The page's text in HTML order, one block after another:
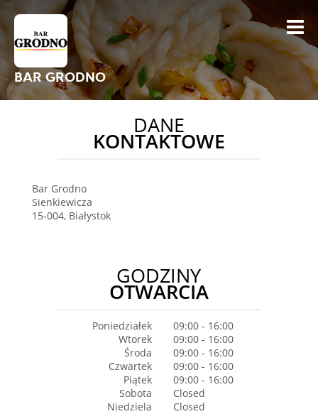
BAR GRODNO
DANE
KONTAKTOWE
Bar Grodno
Sienkiewicza
15-004, Białystok
GODZINY
OTWARCIA
Poniedziałek
09:00 - 16:00
Wtorek
09:00 - 16:00
Środa
09:00 - 16:00
Czwartek
09:00 - 16:00
Piątek
09:00 - 16:00
Sobota
Closed
Niedziela
Closed